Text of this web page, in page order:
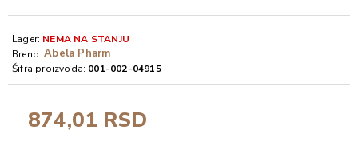
874,01 RSD
Lager: NEMA NA STANJU
Brend: Abela Pharm
Šifra proizvoda: 001-002-04915